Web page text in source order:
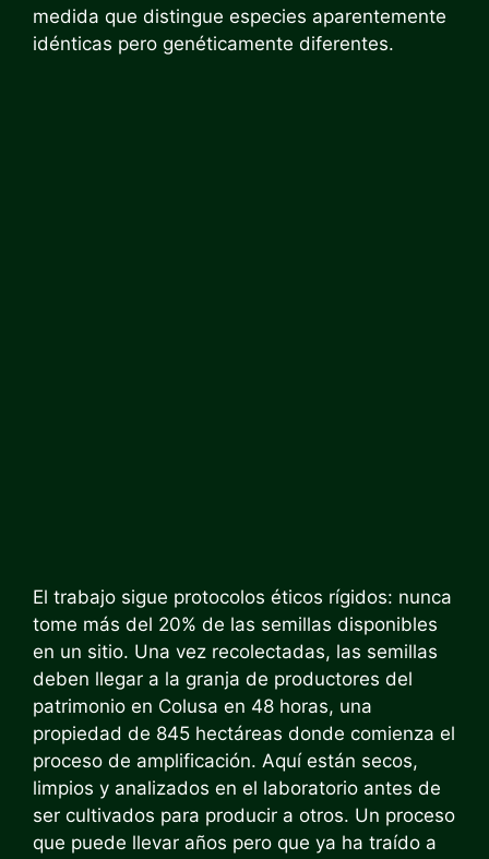
medida que distingue especies aparentemente
idénticas pero genéticamente diferentes.
El trabajo sigue protocolos éticos rígidos: nunca
tome más del 20% de las semillas disponibles
en un sitio. Una vez recolectadas, las semillas
deben llegar a la granja de productores del
patrimonio en Colusa en 48 horas, una
propiedad de 845 hectáreas donde comienza el
proceso de amplificación. Aquí están secos,
limpios y analizados en el laboratorio antes de
ser cultivados para producir a otros. Un proceso
que puede llevar años pero que ya ha traído a